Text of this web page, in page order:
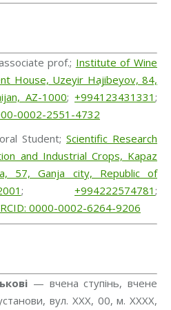
prof.; Institute of Wine
House, Uzeyir Hajibeyov, 84,
AZ-1000; +994123431331 ;
0002-2551-4732
Student; Scientific Research
and Industrial Crops, Kapaz
57, Ganja city, Republic of
; +994222574781 ;
0000-0002-6264-9206
— вчена ступінь, вчене
вул. ХХХ, 00, м. ХХХХ,